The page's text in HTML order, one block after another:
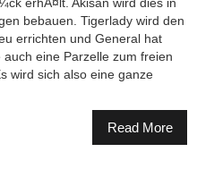
bebauen. Tigerlady wird den
errichten und General hat
eine Parzelle zum freien
wird sich also eine ganze
Read More